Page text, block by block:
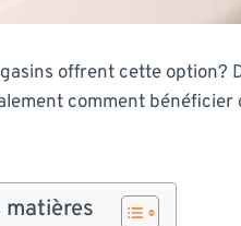
offrent cette
comment
matières